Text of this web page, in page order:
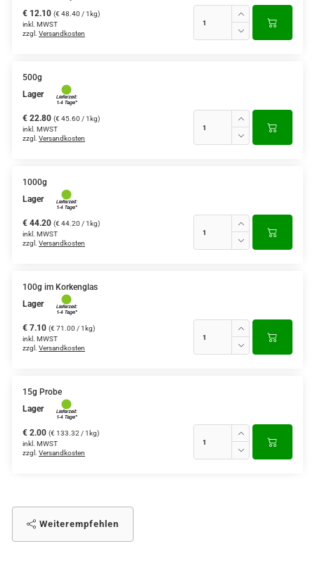
Aromatisierter Schwarztee
€ 12.10 (€ 48.40 / 1kg)
inkl. MWST
zzgl. Versandkosten
500g
Lager
€ 22.80 (€ 45.60 / 1kg)
inkl. MWST
zzgl. Versandkosten
1000g
Lager
€ 44.20 (€ 44.20 / 1kg)
inkl. MWST
zzgl. Versandkosten
100g im Korkenglas
Lager
€ 7.10 (€ 71.00 / 1kg)
inkl. MWST
zzgl. Versandkosten
15g Probe
Lager
€ 2.00 (€ 133.32 / 1kg)
inkl. MWST
zzgl. Versandkosten
Weiterempfehlen